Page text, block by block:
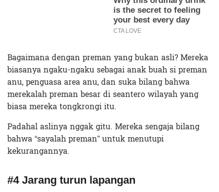
Bagaimana dengan preman yang bukan asli? Mereka
biasanya ngaku-ngaku sebagai anak buah si preman
anu, penguasa area anu, dan suka bilang bahwa
merekalah preman besar di seantero wilayah yang
biasa mereka tongkrongi itu.
Padahal aslinya nggak gitu. Mereka sengaja bilang
bahwa “sayalah preman” untuk menutupi
kekurangannya.
#4 Jarang turun lapangan